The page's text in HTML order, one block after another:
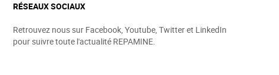
RÉSEAUX SOCIAUX
Retrouvez nous sur Facebook, Youtube, Twitter et LinkedIn
pour suivre toute l'actualité REPAMINE.